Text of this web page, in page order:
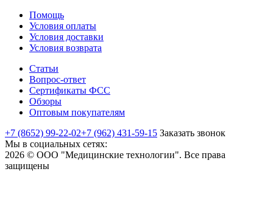
Помощь
Условия оплаты
Условия доставки
Условия возврата
Статьи
Вопрос-ответ
Сертификаты ФСС
Обзоры
Оптовым покупателям
+7 (8652) 99-22-02+7 (962) 431-59-15 Заказать звонок
Мы в социальных сетях:
2026 © ООО "Медицинские технологии". Все права
защищены